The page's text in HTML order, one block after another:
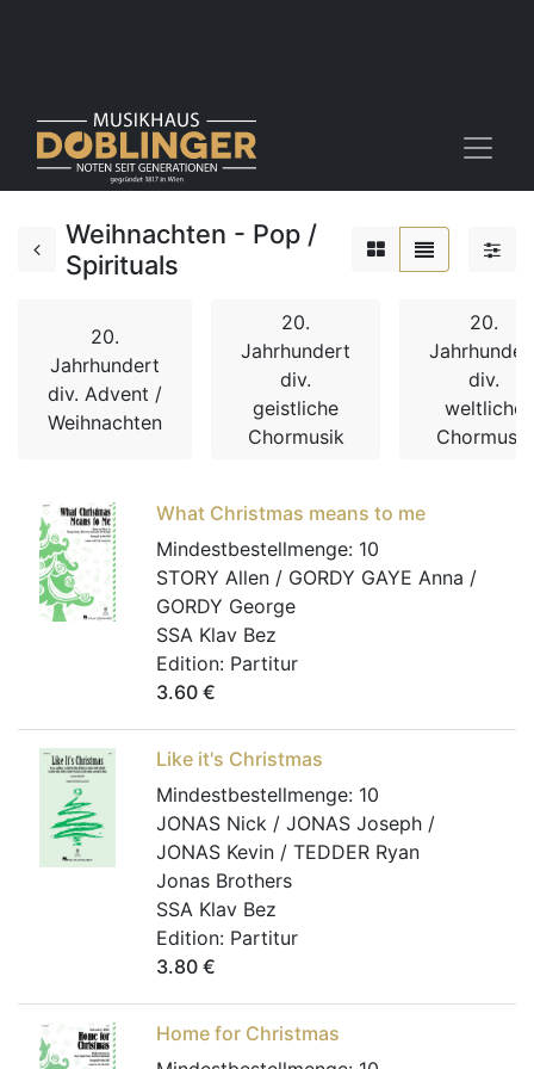
Weihnachten - Pop /
Spirituals
20.
Jahrhundert
div. Advent /
Weihnachten
20.
Jahrhundert
div.
geistliche
Chormusik
20.
div.
weltliche
Chormusik
What Christmas means to me
Mindestbestellmenge: 10
STORY Allen / GORDY GAYE Anna /
GORDY George
SSA Klav Bez
Edition: Partitur
3.60 €
Like it's Christmas
Mindestbestellmenge: 10
JONAS Nick / JONAS Joseph /
JONAS Kevin / TEDDER Ryan
Jonas Brothers
SSA Klav Bez
Edition: Partitur
3.80 €
Home for Christmas